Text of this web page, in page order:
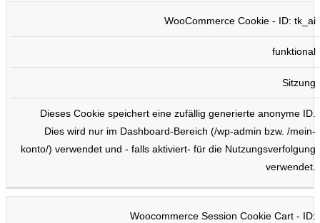
WooCommerce Cookie - ID: tk_ai
funktional
Sitzung
Dieses Cookie speichert eine zufällig generierte anonyme ID.
Dies wird nur im Dashboard-Bereich (/wp-admin bzw. /mein-
konto/) verwendet und - falls aktiviert- für die Nutzungsverfolgung
verwendet.
Woocommerce Session Cookie Cart - ID: